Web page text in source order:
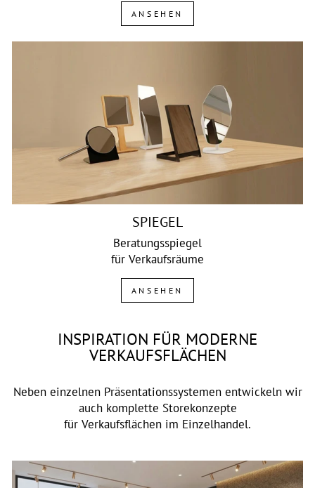
ANSEHEN
SPIEGEL
Beratungsspiegel
für Verkaufsräume
ANSEHEN
INSPIRATION FÜR MODERNE
VERKAUFSFLÄCHEN
Neben einzelnen Präsentationssystemen entwickeln wir
auch komplette Storekonzepte
für Verkaufsflächen im Einzelhandel.